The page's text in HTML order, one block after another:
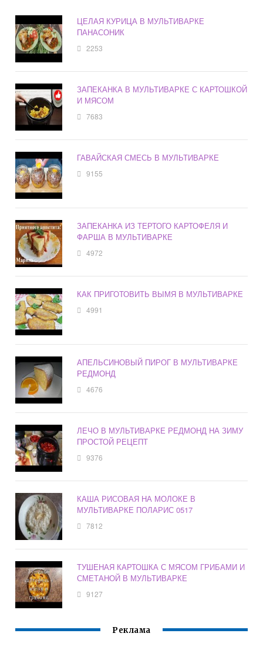
ЦЕЛАЯ КУРИЦА В МУЛЬТИВАРКЕ
ПАНАСОНИК
2253
ЗАПЕКАНКА В МУЛЬТИВАРКЕ С КАРТОШКОЙ
И МЯСОМ
7683
ГАВАЙСКАЯ СМЕСЬ В МУЛЬТИВАРКЕ
9155
ЗАПЕКАНКА ИЗ ТЕРТОГО КАРТОФЕЛЯ И
ФАРША В МУЛЬТИВАРКЕ
4972
КАК ПРИГОТОВИТЬ ВЫМЯ В МУЛЬТИВАРКЕ
4991
АПЕЛЬСИНОВЫЙ ПИРОГ В МУЛЬТИВАРКЕ
РЕДМОНД
4676
ЛЕЧО В МУЛЬТИВАРКЕ РЕДМОНД НА ЗИМУ
ПРОСТОЙ РЕЦЕПТ
9376
КАША РИСОВАЯ НА МОЛОКЕ В
МУЛЬТИВАРКЕ ПОЛАРИС 0517
7812
ТУШЕНАЯ КАРТОШКА С МЯСОМ ГРИБАМИ И
СМЕТАНОЙ В МУЛЬТИВАРКЕ
9127
Реклама